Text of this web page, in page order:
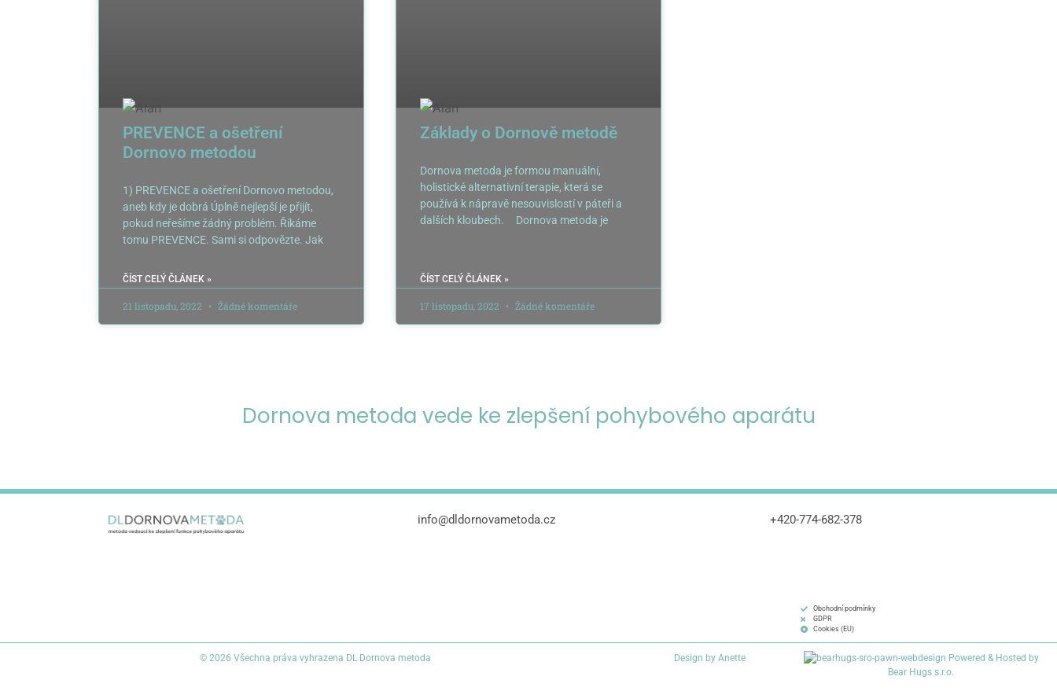
PREVENCE a ošetření
Dornovo metodou
1) PREVENCE a ošetření Dornovo metodou,
aneb kdy je dobrá Úplně nejlepší je přijít,
pokud neřešíme žádný problém. Říkáme
tomu PREVENCE. Sami si odpovězte. Jak
ČÍST CELÝ ČLÁNEK »
21 listopadu, 2022 Žádné komentáře
Základy o Dornově metodě
Dornova metoda je formou manuální,
holistické alternativní terapie, která se
používá k nápravě nesouvislostí v páteři a
dalších kloubech. Dornova metoda je
ČÍST CELÝ ČLÁNEK »
17 listopadu, 2022 Žádné komentáře
Dornova metoda vede ke zlepšení pohybového aparátu
info@dldornovametoda.cz +420-774-682-378
Obchodní podmínky
GDPR
Cookies (EU)
© 2026 Všechna práva vyhrazena DL Dornova metoda Design by Anette
Powered & Hosted by
Bear Hugs s.r.o.